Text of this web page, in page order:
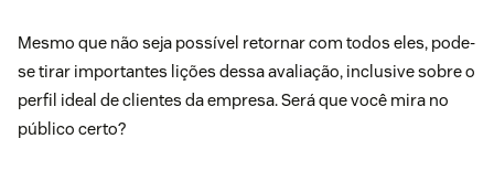
Mesmo que não seja possível retornar com todos eles, pode-
se tirar importantes lições dessa avaliação, inclusive sobre o
perfil ideal de clientes da empresa. Será que você mira no
público certo?